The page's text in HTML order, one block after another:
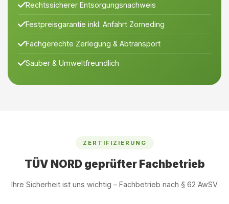
Rechtssicherer Entsorgungsnachweis
Festpreisgarantie inkl. Anfahrt Zorneding
Fachgerechte Zerlegung & Abtransport
Sauber & Umweltfreundlich
ZERTIFIZIERUNG
TÜV NORD geprüfter Fachbetrieb
Ihre Sicherheit ist uns wichtig – Fachbetrieb nach § 62 AwSV